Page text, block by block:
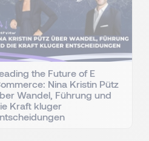
the Future of E
Nina Kristin Pütz
Wandel, Führung und
Kraft kluger